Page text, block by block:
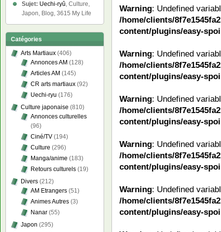
Warning: Undefined
/home/clients/
content/plugins/easy-
Warning: Undefined
/home/clients/
content/plugins/easy-
Warning: Undefined
/home/clients/
content/plugins/easy-
Warning: Undefined
/home/clients/
content/plugins/easy-
Warning: Undefined
/home/clients/
content/plugins/easy-
Sujet: Uechi-ryû, Culture,
Japon, Blog, 3615 My Life
Catégories
Arts Martiaux (406)
Annonces AM (128)
Articles AM (145)
CR arts martiaux (92)
Uechi-ryu (176)
Culture japonaise (810)
Annonces culturelles
(96)
Ciné/TV (194)
Culture (296)
Manga/anime (183)
Retours culturels (19)
Divers (212)
AM Etrangers (51)
Animes Autres (3)
Nanar (55)
Japon (295)